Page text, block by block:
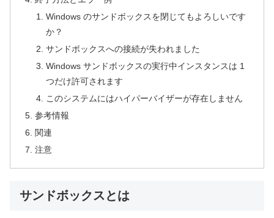
Windows のサンドボックスを閉じてもよろしいです
か？
サンドボックスへの接続が失われました
Windows サンドボックスの実行中インスタンスは 1
つだけ許可されます
このシステムにはハイパーバイザーが存在しません
参考情報
関連
注意
サンドボックスとは